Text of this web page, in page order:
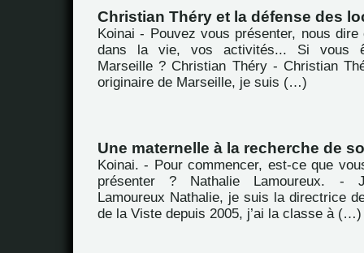
Christian Théry et la défense des
Koinai - Pouvez vous présenter, nous
dans la vie, vos activités... Si vous
Marseille ? Christian Théry - Christian
originaire de Marseille, je suis (…)
Une maternelle à la recherche de
Koinai. - Pour commencer, est-ce que
présenter ? Nathalie Lamoureux. -
Lamoureux Nathalie, je suis la directrice
de la Viste depuis 2005, j’ai la classe à (…)